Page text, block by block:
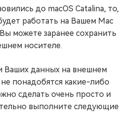
до macOS Catalina, то,
работать на Вашем Mac
можете заранее сохранить
носителе.
Ваших данных на внешнем
понадобятся какие-либо
сделать очень просто и
выполните следующие